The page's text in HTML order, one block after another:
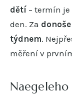
dětí – termín
den. Za
týdnem.
měření v